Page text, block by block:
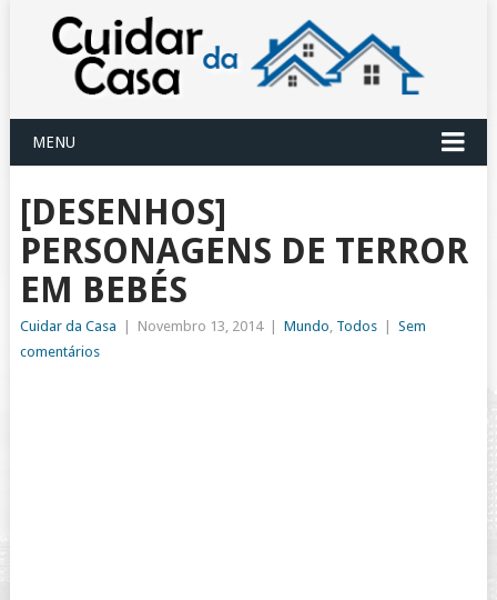
MENU
[DESENHOS]
PERSONAGENS DE TERROR
EM BEBÉS
Cuidar da Casa Novembro 13, 2014 Mundo Todos
Sem
comentários